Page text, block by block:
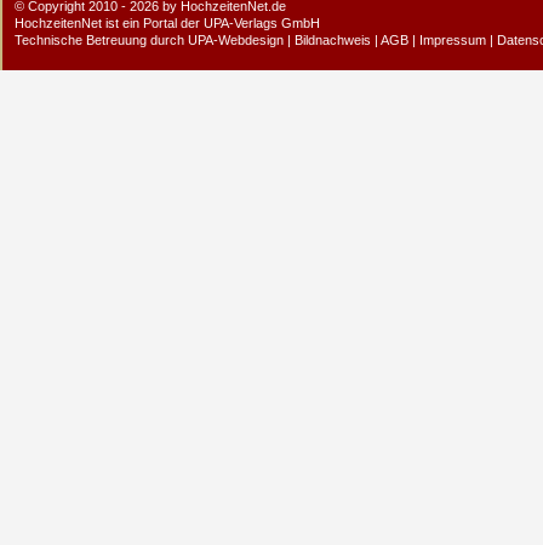
© Copyright 2010 - 2026 by HochzeitenNet.de
HochzeitenNet ist ein Portal der UPA-Verlags GmbH
Technische Betreuung durch UPA-Webdesign | Bildnachweis | AGB | Impressum |